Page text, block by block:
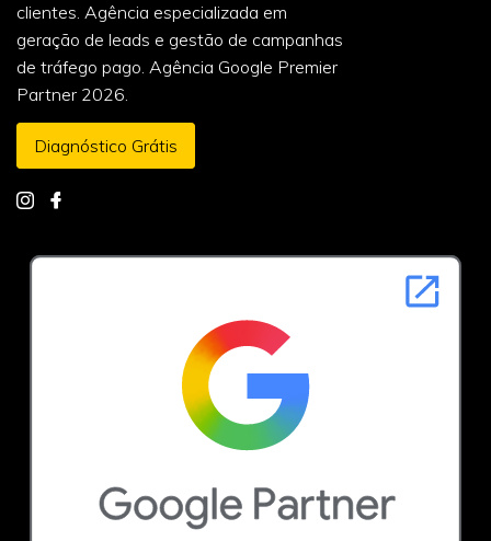
clientes. Agência especializada em
geração de leads e gestão de campanhas
de tráfego pago. Agência Google Premier
Partner 2026.
Diagnóstico Grátis